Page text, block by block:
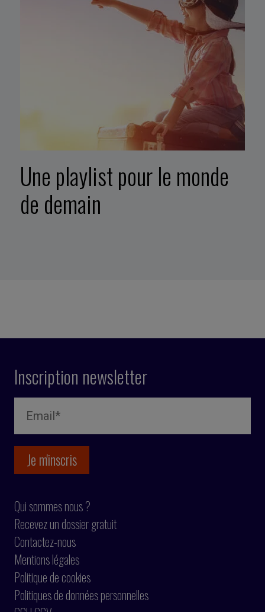
Une playlist pour le monde
de demain
Inscription newsletter
Qui sommes nous ?
Recevez un dossier gratuit
Contactez-nous
Mentions légales
Politique de cookies
Politiques de données personnelles